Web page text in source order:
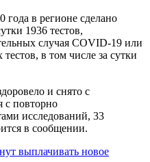
года в регионе сделано
1936 тестов,
случая COVID-19 или
в том числе за сутки
и снято с
с повторно
исследований, 33
в сообщении.
выплачивать новое